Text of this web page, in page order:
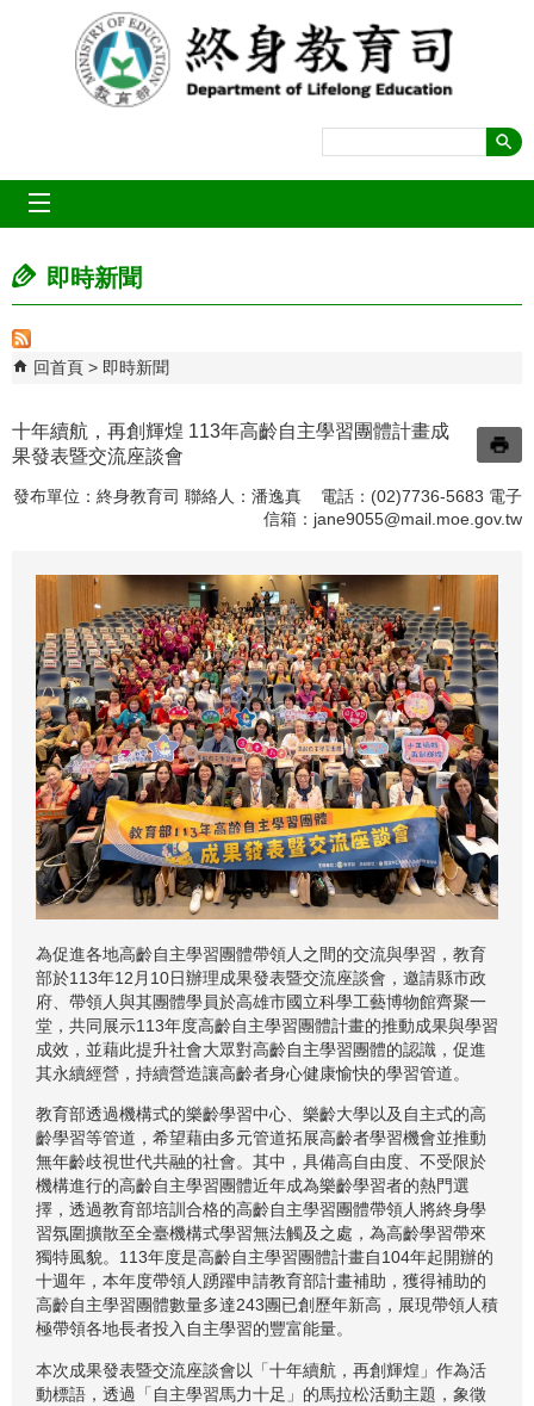
跳到主要內容區塊
即時新聞
回首頁 即時新聞
十年續航，再創輝煌 113年高齡自主學習團體計畫成
果發表暨交流座談會
發布單位：終身教育司 聯絡人：潘逸真 電話：(02)7736-5683 電子
信箱： jane9055@mail.moe.gov.tw
為促進各地高齡自主學習團體帶領人之間的交流與學習，教育
部於113年12月10日辦理成果發表暨交流座談會，邀請縣市政
府、帶領人與其團體學員於高雄市國立科學工藝博物館齊聚一
堂，共同展示113年度高齡自主學習團體計畫的推動成果與學習
成效，並藉此提升社會大眾對高齡自主學習團體的認識，促進
其永續經營，持續營造讓高齡者身心健康愉快的學習管道。
教育部透過機構式的樂齡學習中心、樂齡大學以及自主式的高
齡學習等管道，希望藉由多元管道拓展高齡者學習機會並推動
無年齡歧視世代共融的社會。其中，具備高自由度、不受限於
機構進行的高齡自主學習團體近年成為樂齡學習者的熱門選
擇，透過教育部培訓合格的高齡自主學習團體帶領人將終身學
習氛圍擴散至全臺機構式學習無法觸及之處，為高齡學習帶來
獨特風貌。113年度是高齡自主學習團體計畫自104年起開辦的
十週年，本年度帶領人踴躍申請教育部計畫補助，獲得補助的
高齡自主學習團體數量多達243團已創歷年新高，展現帶領人積
極帶領各地長者投入自主學習的豐富能量。
本次成果發表暨交流座談會以「十年續航，再創輝煌」作為活
動標語，透過「自主學習馬力十足」的馬拉松活動主題，象徵